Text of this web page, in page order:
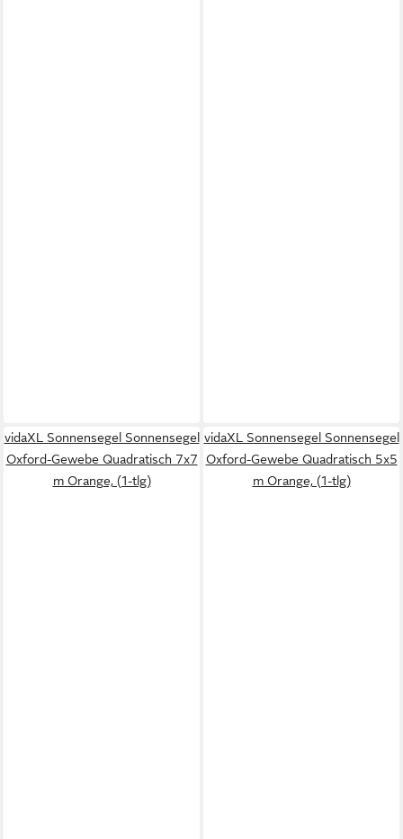
vidaXL Sonnensegel Sonnensegel
Oxford-Gewebe Quadratisch 7x7
m Orange, (1-tlg)
vidaXL Sonnensegel Sonnensegel
Oxford-Gewebe Quadratisch 5x5
m Orange, (1-tlg)